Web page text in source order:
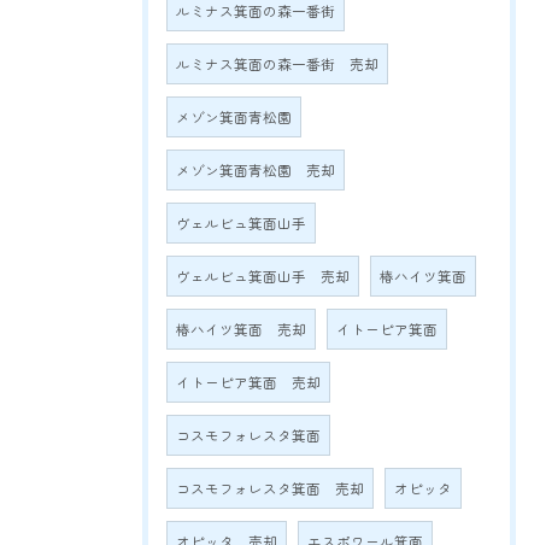
ルミナス箕面の森一番街
ルミナス箕面の森一番街 売却
メゾン箕面青松園
メゾン箕面青松園 売却
ヴェルビュ箕面山手
ヴェルビュ箕面山手 売却 椿ハイツ箕面
椿ハイツ箕面 売却 イトーピア箕面
イトーピア箕面 売却
コスモフォレスタ箕面
コスモフォレスタ箕面 売却 オピッタ